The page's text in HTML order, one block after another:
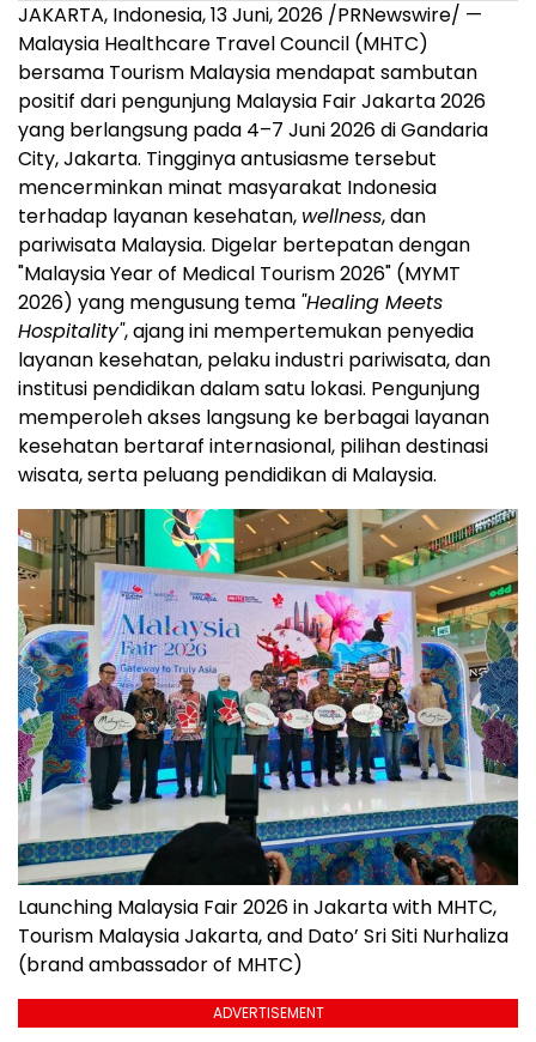
JAKARTA, Indonesia,13 Juni, 2026 /PRNewswire/ —
Malaysia Healthcare Travel Council (MHTC)
bersama Tourism Malaysia mendapat sambutan
positif dari pengunjung Malaysia Fair Jakarta 2026
yang berlangsung pada 4–7 Juni 2026 di Gandaria
City, Jakarta. Tingginya antusiasme tersebut
mencerminkan minat masyarakat Indonesia
terhadap layanan kesehatan, wellness, dan
pariwisata Malaysia. Digelar bertepatan dengan
"Malaysia Year of Medical Tourism 2026" (MYMT
2026) yang mengusung tema "Healing Meets
Hospitality", ajang ini mempertemukan penyedia
layanan kesehatan, pelaku industri pariwisata, dan
institusi pendidikan dalam satu lokasi. Pengunjung
memperoleh akses langsung ke berbagai layanan
kesehatan bertaraf internasional, pilihan destinasi
wisata, serta peluang pendidikan di Malaysia.
Launching Malaysia Fair 2026 in Jakarta with MHTC,
Tourism Malaysia Jakarta, and Dato’ Sri Siti Nurhaliza
(brand ambassador of MHTC)
ADVERTISEMENT